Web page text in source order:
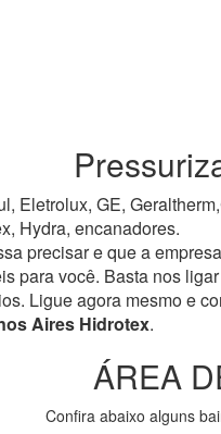
Eletrolux, GE,
Hydra, encanadores.
precisar e que a
para você. Basta nos
Ligue agora mesmo e
Aires Hidrotex.
ÁREA
Confira abaixo alguns